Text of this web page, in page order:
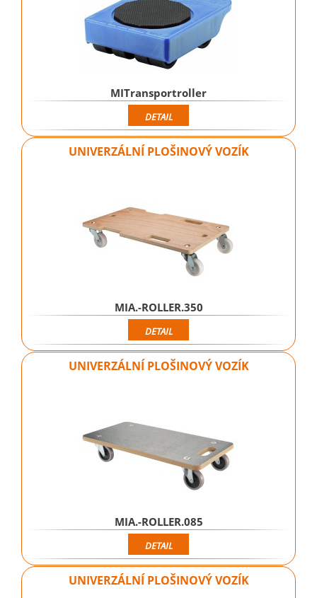
MITransportroller
DETAIL
UNIVERZÁLNÍ PLOŠINOVÝ VOZÍK
MIA.-ROLLER.350
DETAIL
UNIVERZÁLNÍ PLOŠINOVÝ VOZÍK
MIA.-ROLLER.085
DETAIL
UNIVERZÁLNÍ PLOŠINOVÝ VOZÍK